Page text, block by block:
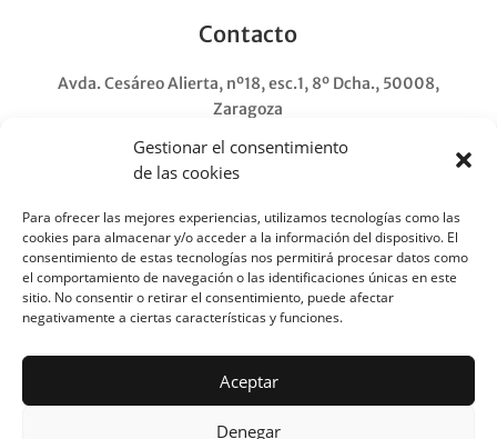
Gestionar el consentimiento
de las cookies
Para ofrecer las mejores experiencias, utilizamos tecnologías como las
cookies para almacenar y/o acceder a la información del dispositivo. El
consentimiento de estas tecnologías nos permitirá procesar datos como
el comportamiento de navegación o las identificaciones únicas en este
sitio. No consentir o retirar el consentimiento, puede afectar
negativamente a ciertas características y funciones.
Aceptar
Denegar
Contacto
Avda. Cesáreo Alierta, nº18, esc.1, 8º Dcha., 50008,
Zaragoza
Lunes-jueves: 9:00-18:00
Viernes: 9:00-14:00
876 167 940
SOLO URGENCIAS Y WhatsApp
678 154 776
info@sbaserviciosjuridicos.com
Noticias Jurídicas